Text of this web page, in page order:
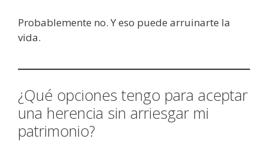
Probablemente no. Y eso puede arruinarte la
vida.
¿Qué opciones tengo para aceptar
una herencia sin arriesgar mi
patrimonio?